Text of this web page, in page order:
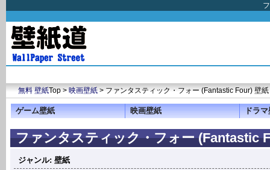
無料 壁紙Top >映画壁紙> ファンタスティック・フォー (Fantastic Four) 壁紙
ゲーム壁紙 映画壁紙 ドラ
ファンタスティック・フォー (Fantastic
ジャンル: 壁紙